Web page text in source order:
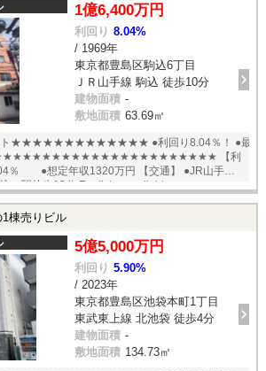
1億6,400万円
利回り 8.04%
/ 1969年
東京都豊島区駒込6丁目
ＪＲ山手線 駒込 徒歩10分
建物面積 -
敷地面積 63.69㎡
●利回り8.04％！ ●最
東京メトロ南北線「駒込」駅徒歩10分 English available
棟売りビル
5億5,000万円
利回り 5.90%
/ 2023年
東京都豊島区池袋本町1丁目
東武東上線 北池袋 徒歩4分
建物面積 -
敷地面積 134.73㎡